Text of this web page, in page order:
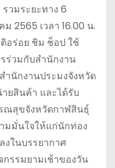
วมระยะทาง 6
2565 เวลา 16.00 น.
อร่อย ชิม ช็อป ใช้
ร่วมกับสำนักงาน
นักงานประมงจังหวัด
ยสินค้า และได้รับ
ณสุขจังหวัดกาฬสินธุ์
มมั่นใจให้แก่นักท่อง
งในบรรยากาศ
รรมยามเช้าของวัน